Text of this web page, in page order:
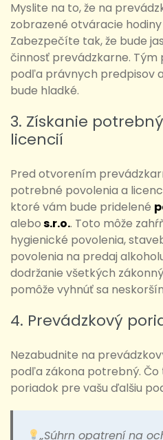
Myslite na to, že na
zobrazené otváracie
Zabezpečíte tak, že bude
činnosť prevádzkarne. Tým
podľa právnych predpisov
bude hladké.
3. Získanie
licencií
Pred otvorením
potrebné povolenia a
ktoré vám bude pridelené
alebos.r.o.. Toto môže
hygienické povolenia,
povolenia na predaj
dodržanie všetkých
pomôže vyhnúť sa
4. Prevádzkový
Nezabudnite na
podľa zákona potrebný.
poriadok pre vašu ďalšiu
„Súhrn opatrení na